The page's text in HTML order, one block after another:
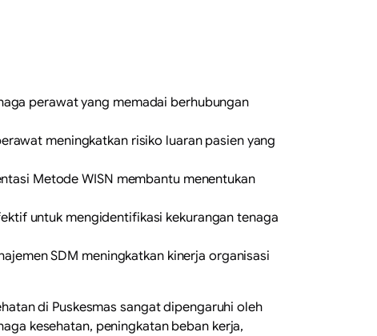
perawat yang memadai berhubungan
meningkatkan risiko luaran pasien yang
Metode WISN membantu menentukan
untuk mengidentifikasi kekurangan tenaga
SDM meningkatkan kinerja organisasi
di Puskesmas sangat dipengaruhi oleh
kesehatan, peningkatan beban kerja,